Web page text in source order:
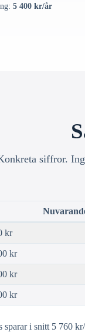
5 400 kr/år
siffror.
kr
kr
kr
kr
i snitt 5 760